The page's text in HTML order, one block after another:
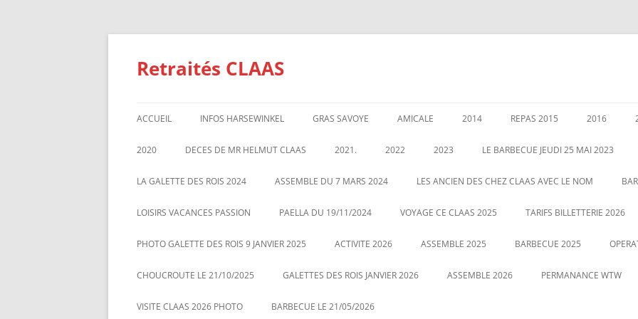
Aller
Retraités CLAAS
ACCUEIL INFOS HARSEWINKEL
ACTIVITE 2025
TARIFS BILLETTERIE AU 01/1/2025
GRAS SAVOYE
LES PERMANENCES GARANTIES AU 1 JANVIER 2020
AMICALE
CRÉATION DE AMICALE
POUR NOUS CONTACTER
2014
ASSEMBLEE 2014
COUSCOUS EN 2014
REPAS 2015 2016
GALETTE
CENTRALE
2020
GALETTE DES ROIS 2020
ASSEMBLÉ DES RETRAITÉS LE 5
DECES DE MR HELMUT CLAAS 2021. 2022
ASSEMBLE 2022
LE 21 MAI 2022 BARBECUE PHOTO
PHOTO POUR AGRANDIR
2023
GALETTE DES ROIS LE 12 JANVIER
LE BARBECUE JEUDI 25 MAI 2023
LA GALETTE DES ROIS 2024 ASSEMBLE DU 7 MARS 2024 LES ANCIEN DES CHEZ CLAAS AVEC LE NOM
LOISIRS VACANCES PASSION PAELLA DU 19/11/2024 VOYAGE CE CLAAS 2025 TARIFS BILLETTERIE 2026
PHOTO GALETTE DES ROIS 9 JANVIER 2025 ACTIVITE 2026 ASSEMBLE 2025 BARBECUE 2025
CHOUCROUTE LE 21/10/2025 GALETTES DES ROIS JANVIER 2026 ASSEMBLE 2026 PERMANANCE WTW
VISITE CLAAS 2026 PHOTO BARBECUE LE 21/05/2026